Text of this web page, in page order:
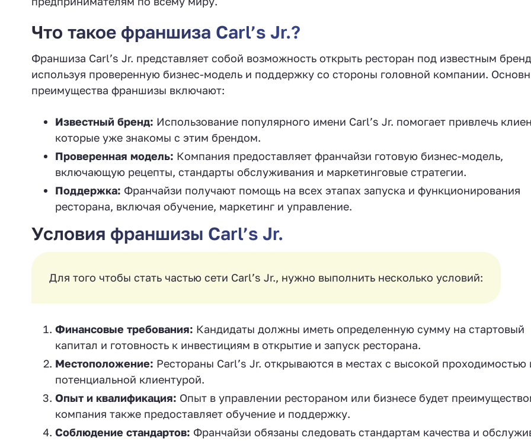
Что такое франшиза Carl’s Jr.?
Франшиза Carl’s Jr. представляет собой возможность открыть ресторан под известным
используя проверенную бизнес-модель и поддержку со стороны головной компании.
преимущества франшизы включают:
Известный бренд: Использование популярного имени Carl’s Jr. помогает привлечь
которые уже знакомы с этим брендом.
Проверенная модель: Компания предоставляет франчайзи готовую бизнес-модель,
включающую рецепты, стандарты обслуживания и маркетинговые стратегии.
Поддержка: Франчайзи получают помощь на всех этапах запуска и функционирования
ресторана, включая обучение, маркетинг и управление.
Условия франшизы Carl’s Jr.
Для того чтобы стать частью сети Carl’s Jr., нужно выполнить несколько условий:
Финансовые требования: Кандидаты должны иметь определенную сумму на стартовый
капитал и готовность к инвестициям в открытие и запуск ресторана.
Местоположение: Рестораны Carl’s Jr. открываются в местах с высокой проходимостью
потенциальной клиентурой.
Опыт и квалификация: Опыт в управлении рестораном или бизнесе будет
компания также предоставляет обучение и поддержку.
Соблюдение стандартов: Франчайзи обязаны следовать стандартам качества и